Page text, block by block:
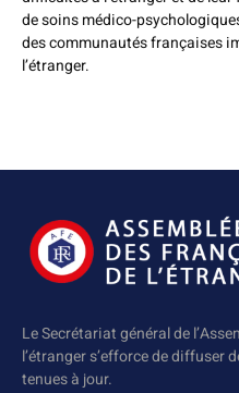
de soins médico-
des communautés françaises
l’étranger.
Le Secrétariat général de
l’étranger s’efforce de diffuser
tenues à jour.